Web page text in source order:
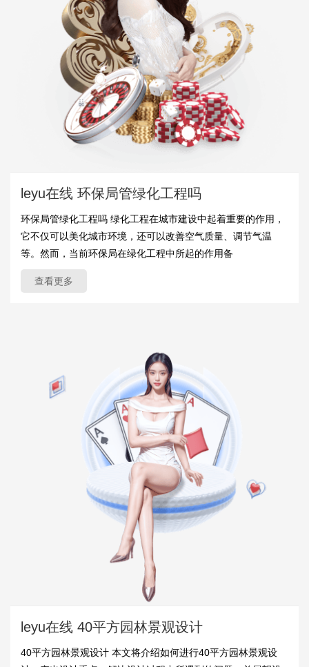
leyu在线 环保局管绿化工程吗
环保局管绿化工程吗 绿化工程在城市建设中起着重要的作用，
它不仅可以美化城市环境，还可以改善空气质量、调节气温
等。然而，当前环保局在绿化工程中所起的作用备
查看更多
leyu在线 40平方园林景观设计
40平方园林景观设计 本文将介绍如何进行40平方园林景观设